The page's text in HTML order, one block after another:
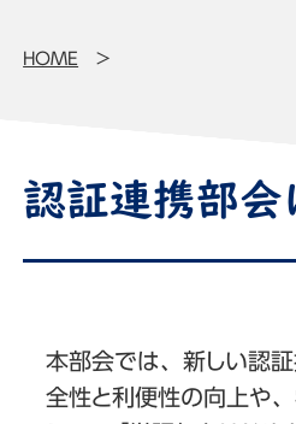
HOME
認証連携部会
本部会では、新しい認
全性と利便性の向上や